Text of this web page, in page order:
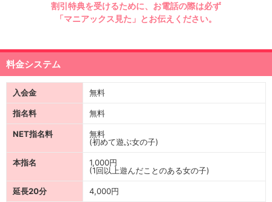
割引特典を受けるために、お電話の際は必ず
「マニアックス見た」とお伝えください。
料金システム
入会金 無料
指名料 無料
NET指名料
無料
(初めて遊ぶ女の子)
本指名
1,000円
(1回以上遊んだことのある女の子)
延長20分 4,000円